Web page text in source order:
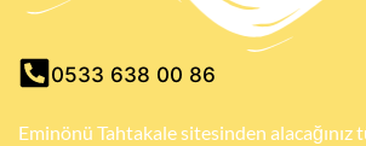
0533 638 00 86
Eminönü Tahtakale sitesinden alacağınız